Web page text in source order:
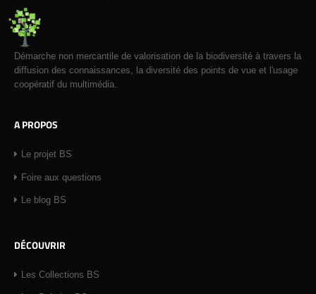
Démarche non mercantile de valorisation de la biodiversité à travers la
diffusion des connaissances, la diversité des points de vue et l'usage
coopératif du multimédia.
A PROPOS
Le projet BS
Foire aux questions
Le blog BS
DÉCOUVRIR
Les Collections BS